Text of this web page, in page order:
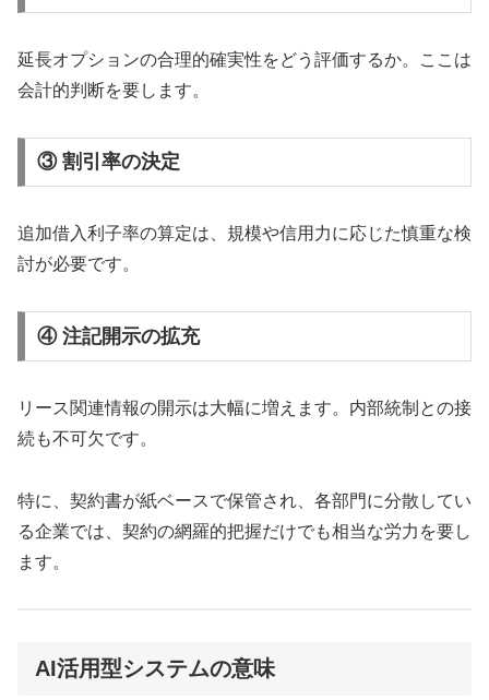
延長オプションの合理的確実性をどう評価するか。ここは
会計的判断を要します。
③ 割引率の決定
追加借入利子率の算定は、規模や信用力に応じた慎重な検
討が必要です。
④ 注記開示の拡充
リース関連情報の開示は大幅に増えます。内部統制との接
続も不可欠です。
特に、契約書が紙ベースで保管され、各部門に分散してい
る企業では、契約の網羅的把握だけでも相当な労力を要し
ます。
AI活用型システムの意味